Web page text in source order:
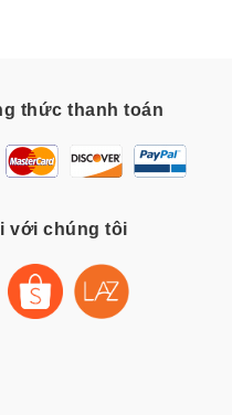
thức thanh toán
với chúng tôi